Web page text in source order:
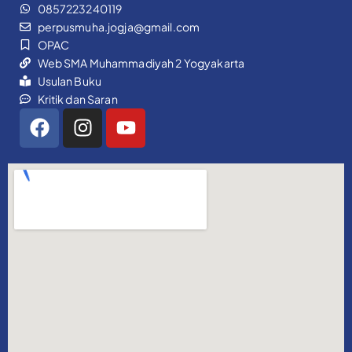
0857223240119
perpusmuha.jogja@gmail.com
OPAC
Web SMA Muhammadiyah 2 Yogyakarta
Usulan Buku
Kritik dan Saran